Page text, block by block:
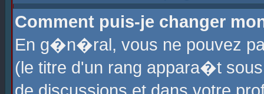
Comment puis-je changer
En g�n�ral, vous ne pouvez
(le titre d'un rang appara�t